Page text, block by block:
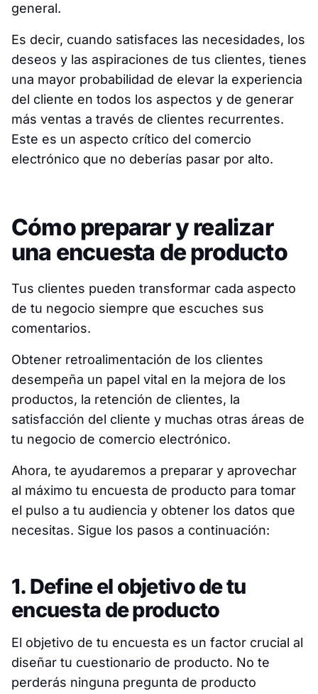
general.
Es decir, cuando satisfaces las necesidades, los
deseos y las aspiraciones de tus clientes, tienes
una mayor probabilidad de elevar la experiencia
del cliente en todos los aspectos y de generar
más ventas a través de clientes recurrentes.
Este es un aspecto crítico del comercio
electrónico que no deberías pasar por alto.
Cómo preparar y realizar
una encuesta de producto
Tus clientes pueden transformar cada aspecto
de tu negocio siempre que escuches sus
comentarios.
Obtener retroalimentación de los clientes
desempeña un papel vital en la mejora de los
productos, la retención de clientes, la
satisfacción del cliente y muchas otras áreas de
tu negocio de comercio electrónico.
Ahora, te ayudaremos a preparar y aprovechar
al máximo tu encuesta de producto para tomar
el pulso a tu audiencia y obtener los datos que
necesitas. Sigue los pasos a continuación:
1. Define el objetivo de tu
encuesta de producto
El objetivo de tu encuesta es un factor crucial al
diseñar tu cuestionario de producto. No te
perderás ninguna pregunta de producto